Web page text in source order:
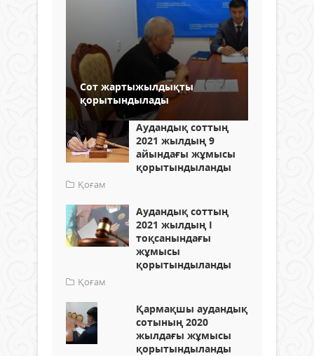
Сот жартыжылдықты
қорытындылады
Аудандық соттың
2021 жылдың 9
айындағы жұмысы
қорытындыланды
Қоғам
Аудандық соттың
2021 жылдың І
тоқсанындағы
жұмысы
қорытындыланды
Қоғам
Қармақшы аудандық
сотының 2020
жылдағы жұмысы
қорытындыланды